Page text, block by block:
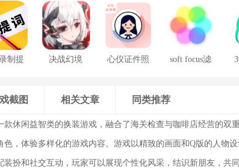
制提 决战幻境 心仪证件照 soft focus滤
截图 相关文章 同类推荐
款休闲益智类的换装游戏，融合了海关检查与咖啡店经营的双
色，体验多样化的游戏内容。游戏以精致的画面和Q版的人物
扮和社交互动，玩家可以展现个性化风采，结识新朋友，共同